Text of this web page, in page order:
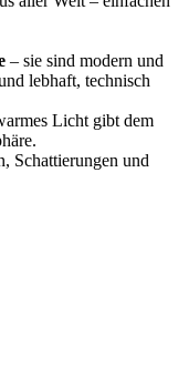
– sie sind modern und
lebhaft, technisch
Licht gibt dem
Schattierungen und